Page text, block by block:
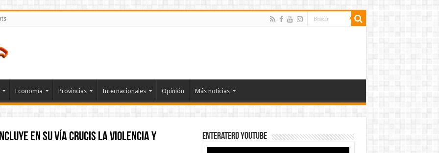
Economía Provincias Internacionales Opinión Más noticias
en su Vía Crucis la violencia y
EnterateRD YOUTUBE